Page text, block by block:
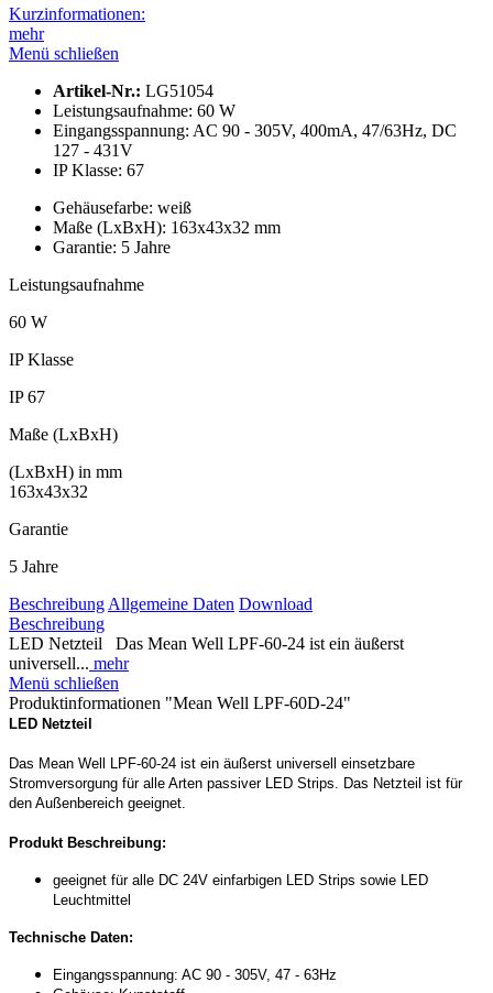
Kurzinformationen:
mehr
Menü schließen
Artikel-Nr.: LG51054
Leistungs­aufnahme: 60 W
Eingangsspannung: AC 90 - 305V, 400mA, 47/63Hz, DC
127 - 431V
IP Klasse: 67
Gehäusefarbe: weiß
Maße (LxBxH): 163x43x32 mm
Garantie: 5 Jahre
Leistungs­aufnahme
60 W
IP Klasse
IP 67
Maße (LxBxH)
(LxBxH) in mm
163x43x32
Garantie
5 Jahre
Beschreibung Allgemeine Daten Download
Beschreibung
LED Netzteil Das Mean Well LPF-60-24 ist ein äußerst
universell... mehr
Menü schließen
Produktinformationen "Mean Well LPF-60D-24"
LED Netzteil
Das Mean Well LPF-60-24 ist ein äußerst universell einsetzbare
Stromversorgung für alle Arten passiver LED Strips. Das Netzteil ist für
den Außenbereich geeignet.
Produkt Beschreibung:
geeignet für alle DC 24V einfarbigen LED Strips sowie LED
Leuchtmittel
Technische Daten:
Eingangsspannung: AC 90 - 305V, 47 - 63Hz